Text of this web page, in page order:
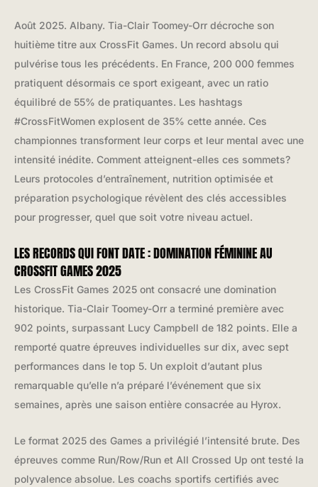
Août 2025. Albany. Tia-Clair Toomey-Orr décroche son
huitième titre aux CrossFit Games. Un record absolu qui
pulvérise tous les précédents. En France, 200 000 femmes
pratiquent désormais ce sport exigeant, avec un ratio
équilibré de 55% de pratiquantes. Les hashtags
#CrossFitWomen explosent de 35% cette année. Ces
championnes transforment leur corps et leur mental avec une
intensité inédite. Comment atteignent-elles ces sommets?
Leurs protocoles d’entraînement, nutrition optimisée et
préparation psychologique révèlent des clés accessibles
pour progresser, quel que soit votre niveau actuel.
LES RECORDS QUI FONT DATE : DOMINATION FÉMININE AU
CROSSFIT GAMES 2025
Les CrossFit Games 2025 ont consacré une domination
historique. Tia-Clair Toomey-Orr a terminé première avec
902 points, surpassant Lucy Campbell de 182 points. Elle a
remporté quatre épreuves individuelles sur dix, avec sept
performances dans le top 5. Un exploit d’autant plus
remarquable qu’elle n’a préparé l’événement que six
semaines, après une saison entière consacrée au Hyrox.
Le format 2025 des Games a privilégié l’intensité brute. Des
épreuves comme Run/Row/Run et All Crossed Up ont testé la
polyvalence absolue. Les coachs sportifs certifiés avec